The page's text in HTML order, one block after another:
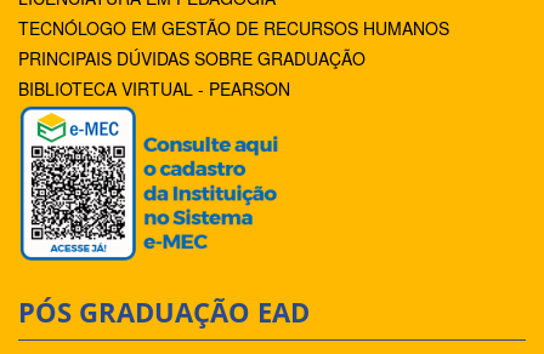
TECNÓLOGO EM GESTÃO DE RECURSOS HUMANOS
PRINCIPAIS DÚVIDAS SOBRE GRADUAÇÃO
BIBLIOTECA VIRTUAL - PEARSON
PÓS GRADUAÇÃO EAD